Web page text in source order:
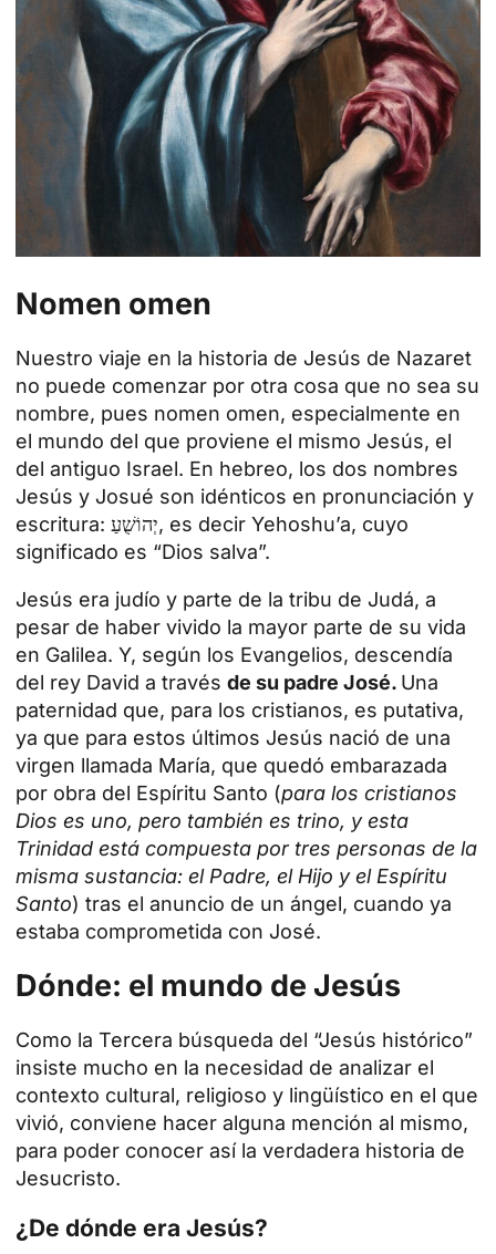
Nomen omen
Nuestro viaje en la historia de Jesús de Nazaret
no puede comenzar por otra cosa que no sea su
nombre, pues nomen omen, especialmente en
el mundo del que proviene el mismo Jesús, el
del antiguo Israel. En hebreo, los dos nombres
Jesús y Josué son idénticos en pronunciación y
escritura: יְהוֹשֻׁעַ, es decir Yehoshu’a, cuyo
significado es “Dios salva”.
Jesús era judío y parte de la tribu de Judá, a
pesar de haber vivido la mayor parte de su vida
en Galilea. Y, según los Evangelios, descendía
del rey David a través de su padre José. Una
paternidad que, para los cristianos, es putativa,
ya que para estos últimos Jesús nació de una
virgen llamada María, que quedó embarazada
por obra del Espíritu Santo (para los cristianos
Dios es uno, pero también es trino, y esta
Trinidad está compuesta por tres personas de la
misma sustancia: el Padre, el Hijo y el Espíritu
Santo) tras el anuncio de un ángel, cuando ya
estaba comprometida con José.
Dónde: el mundo de Jesús
Como la Tercera búsqueda del “Jesús histórico”
insiste mucho en la necesidad de analizar el
contexto cultural, religioso y lingüístico en el que
vivió, conviene hacer alguna mención al mismo,
para poder conocer así la verdadera historia de
Jesucristo.
¿De dónde era Jesús?